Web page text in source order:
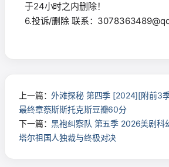
于24小时之内删除！
6.投诉/删除 联系：
上一篇：外滩探秘 第四季 [2024][附前3
最终章蔡斯斯托克斯豆瓣60分
下一篇：黑袍纠察队 第五季 2026美剧科
塔尔祖国人独裁与终极对决